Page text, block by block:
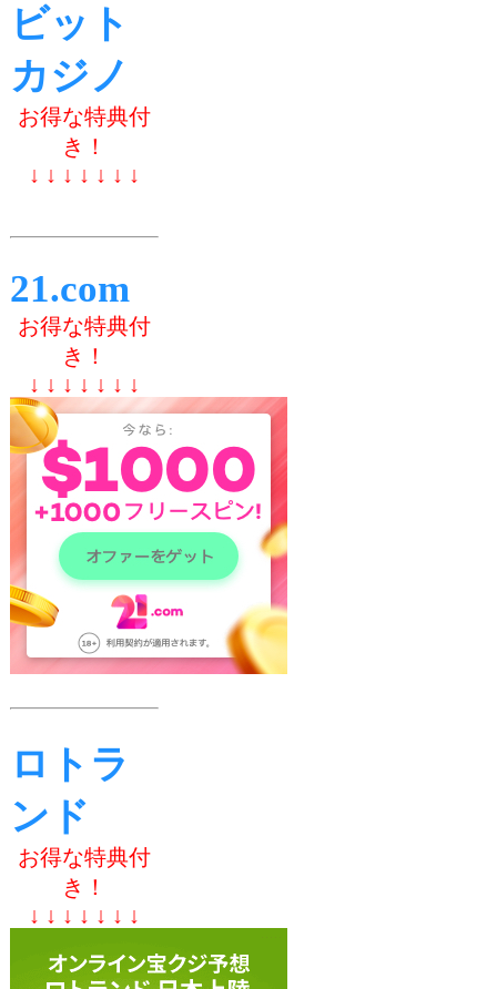
ビット
カジノ
お得な特典付
き！
↓ ↓ ↓ ↓ ↓ ↓ ↓
21.com
お得な特典付
き！
↓ ↓ ↓ ↓ ↓ ↓ ↓
ロトラ
ンド
お得な特典付
き！
↓ ↓ ↓ ↓ ↓ ↓ ↓